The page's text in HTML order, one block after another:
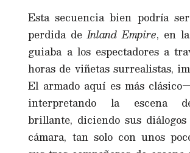
Esta secuencia bien podría
perdida deInland Empire, en
guiaba a los espectadores a
horas de viñetas surrealistas,
El armado aquí es más
interpretando la escena
brillante, diciendo sus
cámara, tan solo con unos